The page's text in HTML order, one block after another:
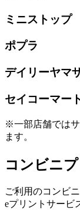
ミニストップ
ポプラ
デイリーヤマ
セイコーマー
※一部店舗では
ます。
コンビニ
ご利用のコンビニ
eプリントサービ